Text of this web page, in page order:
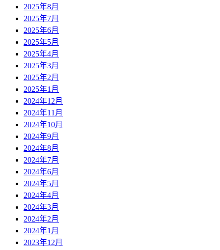
2025年8月
2025年7月
2025年6月
2025年5月
2025年4月
2025年3月
2025年2月
2025年1月
2024年12月
2024年11月
2024年10月
2024年9月
2024年8月
2024年7月
2024年6月
2024年5月
2024年4月
2024年3月
2024年2月
2024年1月
2023年12月